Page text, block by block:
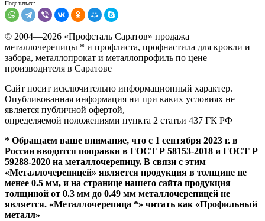
© 2004—2026 «Профсталь Саратов» продажа
металлочерепицы * и профлиста, профнастила для кровли и
зaбopa, металлопрокат и металлопрофиль по цене
производителя в Саратове
Сайт носит исключительно информационный характер.
Опубликованная информация ни при каких условиях не
является публичной офертой,
определяемой положениями пункта 2 статьи 437 ГК РФ
* Обращаем ваше внимание, что с 1 сентября 2023 г. в
России вводятся поправки в ГОСТ Р 58153-2018 и ГОСТ Р
59288-2020 на металлочерепицу. В связи с этим
«Металлочерепицей» является продукция в толщине не
менее 0.5 мм, и на странице нашего сайта продукция
толщиной от 0.3 мм до 0.49 мм металлочерепицей не
является. «Металлочерепица *» читать как «Профильный
металл»